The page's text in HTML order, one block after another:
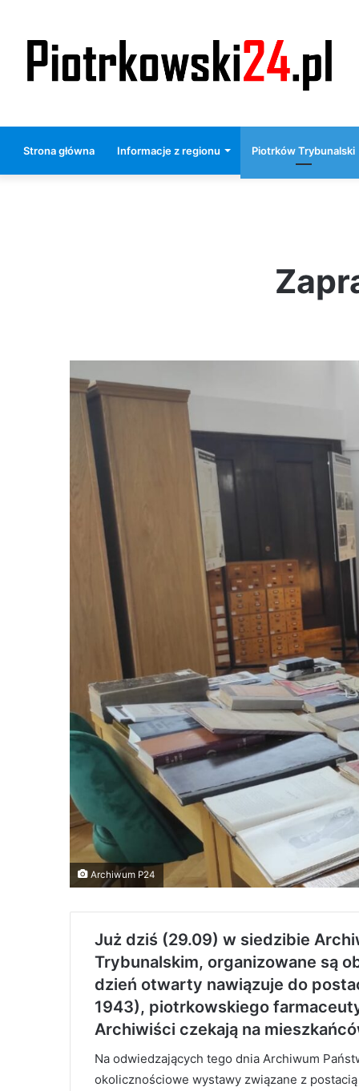
Strona główna Informacje z regionu Piotrków Trybunalski
Archiwum P24
Już dziś (29.09) w siedzibie
Trybunalskim, organizowane są
dzień otwarty nawiązuje do
1943), piotrkowskiego
Archiwiści czekają na
Na odwiedzających tego dnia Archiwum
okolicznościowe wystawy związane z